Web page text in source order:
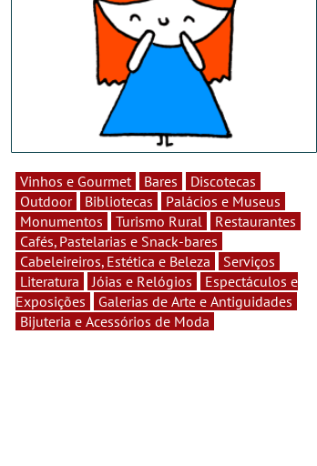
Vinhos e Gourmet Bares
Discotecas
Outdoor
Bibliotecas
Palácios e Museus
Monumentos
Turismo Rural
Restaurantes
Cafés, Pastelarias e Snack-bares
Cabeleireiros, Estética e Beleza
Serviços
Literatura
Jóias e Relógios
Espectáculos e
Exposições
Galerias de Arte e Antiguidades
Bijuteria e Acessórios de Moda